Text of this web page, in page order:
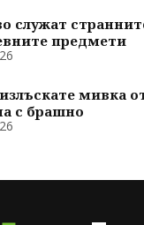
служат
предмети
мивка
с брашно